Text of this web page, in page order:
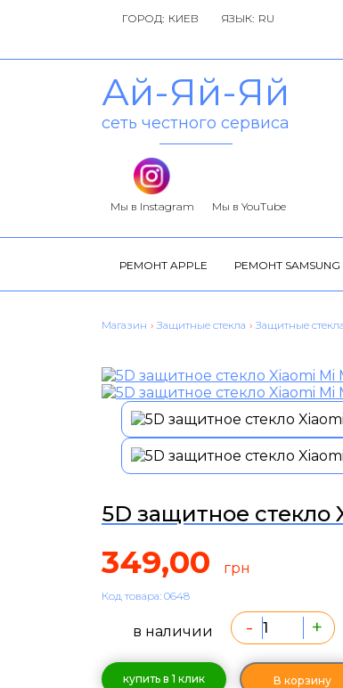
ГОРОД: ЯЗЫК:
Ай-Яй-Яй
сеть честного сервиса
Мы в Instagram Мы в YouTube
РЕМОНТ APPLE РЕМОНТ SAMSUNG
Магазин › Защитные стекла › Защитные
5D защитное стекло
349,00 грн
Код товара: 0648
в наличии - +
купить в 1 клик В корзину